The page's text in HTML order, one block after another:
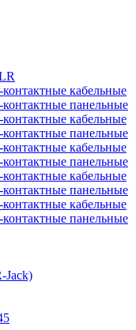
кабельные
панельные
кабельные
панельные
кабельные
панельные
кабельные
панельные
кабельные
панельные
Jack)